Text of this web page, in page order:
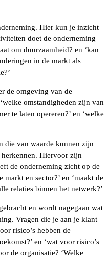
Hier kun je inzicht
doet de onderneming
om duurzaamheid? en ‘kan
in de markt als
de omgeving van de
omstandigheden zijn van
te laten opereren?’ en ‘welke
die van waarde kunnen zijn
Hiervoor zijn
de onderneming zicht op de
en sector?’ en ‘maakt de
relaties binnen het netwerk?’
en wordt nagegaan wat
Vragen die je aan je klant
risico’s hebben de
en ‘wat voor risico’s
de organisatie? ‘Welke